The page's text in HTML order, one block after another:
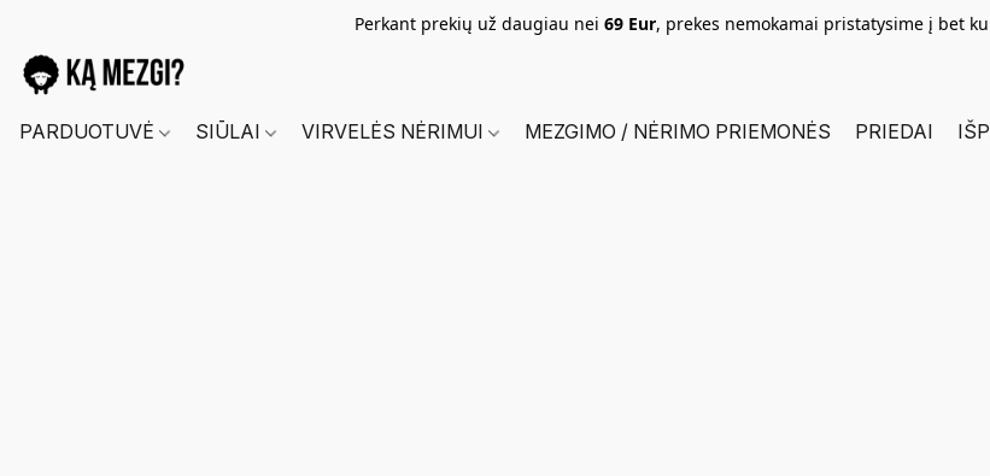
Perkant prekių už daugiau nei 69 Eur, prekes nemokamai pristatysime į bet
PARDUOTUVĖ SIŪLAI VIRVELĖS NĖRIMUI MEZGIMO / NĖRIMO PRIEMONĖS PRIEDAI